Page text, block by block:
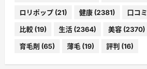
ロリポップ (21) 健康 (2381) 口コミ
比較 (19) 生活 (2364) 美容 (2370)
育毛剤 (65) 薄毛 (19) 評判 (16)